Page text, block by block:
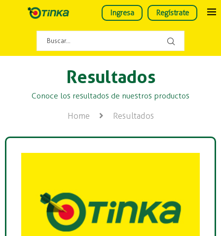
Ingresa Regístrate
Resultados
Conoce los resultados de nuestros productos
Home Resultados